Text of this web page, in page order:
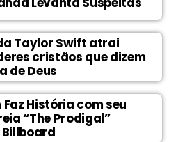
Taylor Swift atrai
cristãos que dizem
de Deus
Faz História com seu
“The Prodigal”